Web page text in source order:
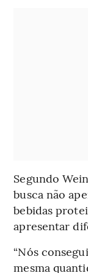
Segundo
busca não
bebidas
apresentar
“Nós
mesma